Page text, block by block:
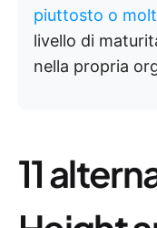
piuttosto o
livello di
nella propria
11